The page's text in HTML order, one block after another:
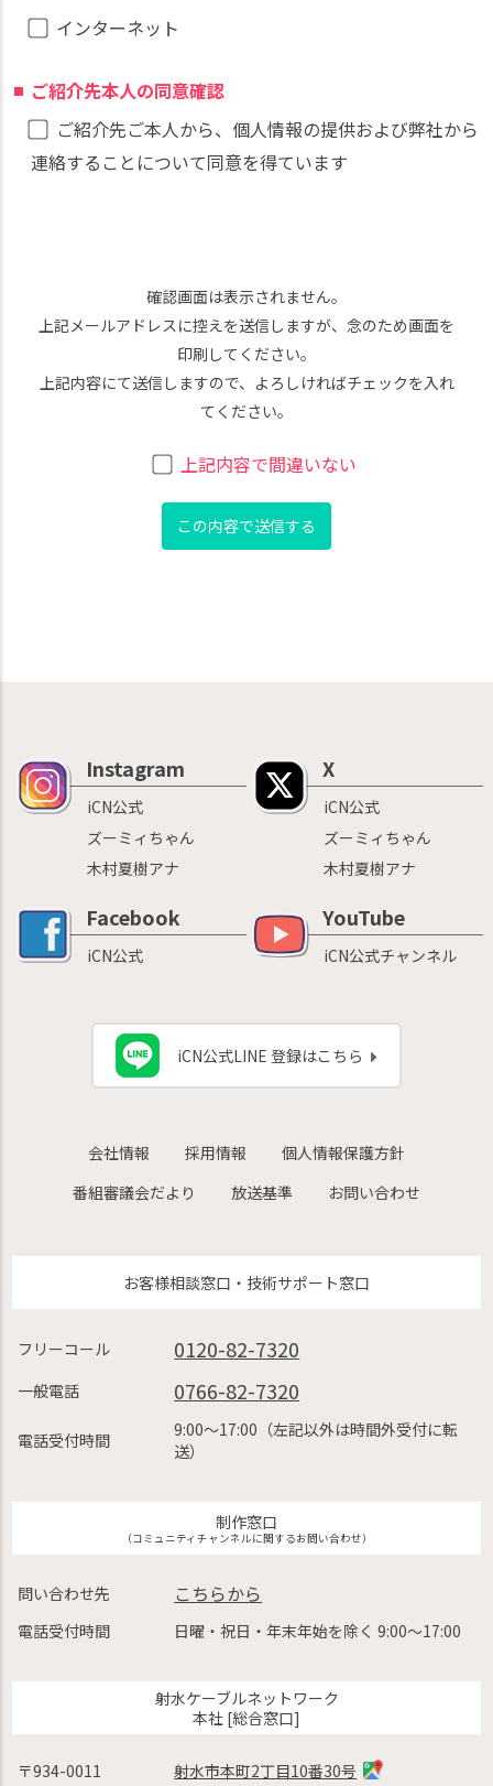
インターネット
ご紹介先本人の同意確認
ご紹介先ご本人から、個人情報の提供および弊社から
連絡することについて同意を得ています
確認画面は表示されません。
上記メールアドレスに控えを送信しますが、念のため画面を
印刷してください。
上記内容にて送信しますので、よろしければチェックを入れ
てください。
上記内容で間違いない
Instagram
iCN公式
ズーミィちゃん
木村夏樹アナ
X
iCN公式
ズーミィちゃん
木村夏樹アナ
Facebook
iCN公式
YouTube
iCN公式チャンネル
iCN公式LINE 登録はこちら
会社情報 採用情報
個人情報保護方針
番組審議会だより
放送基準 お問い合わせ
お客様相談窓口・技術サポート窓口
フリーコール 0120-82-7320
一般電話 0766-82-7320
電話受付時間
9:00〜17:00（左記以外は時間外受付に転
送）
制作窓口
（コミュニティチャンネルに関するお問い合わせ）
問い合わせ先 こちらから
電話受付時間 日曜・祝日・年末年始を除く 9:00〜17:00
射水ケーブルネットワーク
本社 [総合窓口]
〒934-0011 射水市本町2丁目10番30号